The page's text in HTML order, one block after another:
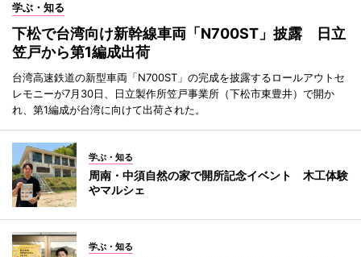
学ぶ・知る
下松で台湾向け新幹線車両「N700ST」披露 日立
笠戸から第1編成出荷
台湾高速鉄道の新型車両「N700ST」の完成を披露するロールアウトセ
レモニーが7月30日、日立製作所笠戸事業所（下松市東豊井）で開か
れ、第1編成が台湾に向けて出荷された。
学ぶ・知る
周南・中須自然の家で開所記念イベント 木工体験
やマルシェ
学ぶ・知る